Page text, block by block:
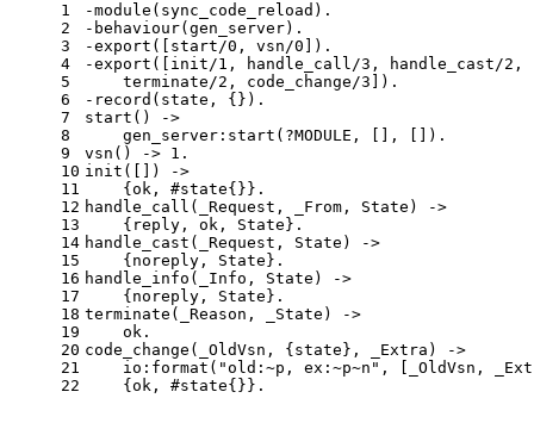
1
2
3
4
5
6
7
8
9
10
11
12
13
14
15
16
17
18
19
20
21
22
-module(sync_code_reload).
-behaviour(gen_server).
-export([start/0, vsn/0]).
-export([init/1, handle_call/3, handle_cast/2,
    terminate/2, code_change/3]).
-record(state, {}).
start() ->
    gen_server:start(?MODULE, [], []).
vsn() -> 1.
init([]) ->
    {ok, #state{}}.
handle_call(_Request, _From, State) ->
    {reply, ok, State}.
handle_cast(_Request, State) ->
    {noreply, State}.
handle_info(_Info, State) ->
    {noreply, State}.
terminate(_Reason, _State) ->
    ok.
code_change(_OldVsn, {state}, _Extra) ->
io:format("old:~p, ex:~p~n", [_OldVsn,
    {ok, #state{}}.